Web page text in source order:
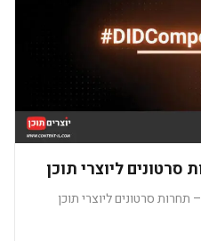
כל הפרטים על AI Dreams 2024 – תחרות סרטונים ליוצרי תוכן​